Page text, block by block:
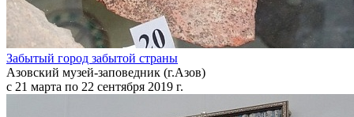
Забытый город забытой страны
Азовский музей-заповедник (г.Азов)
с 21 марта по 22 сентября 2019 г.